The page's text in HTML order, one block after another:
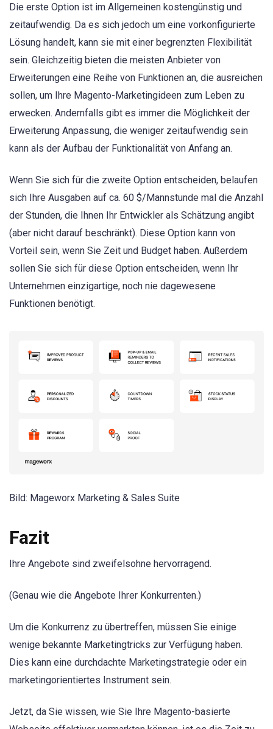
Die erste Option ist im Allgemeinen kostengünstig und
zeitaufwendig. Da es sich jedoch um eine vorkonfigurierte
Lösung handelt, kann sie mit einer begrenzten Flexibilität
sein. Gleichzeitig bieten die meisten Anbieter von
Erweiterungen eine Reihe von Funktionen an, die ausreichen
sollen, um Ihre Magento-Marketingideen zum Leben zu
erwecken. Andernfalls gibt es immer die Möglichkeit der
Erweiterung Anpassung, die weniger zeitaufwendig sein
kann als der Aufbau der Funktionalität von Anfang an.
Wenn Sie sich für die zweite Option entscheiden, belaufen
sich Ihre Ausgaben auf ca. 60 $/Mannstunde mal die Anzahl
der Stunden, die Ihnen Ihr Entwickler als Schätzung angibt
(aber nicht darauf beschränkt). Diese Option kann von
Vorteil sein, wenn Sie Zeit und Budget haben. Außerdem
sollen Sie sich für diese Option entscheiden, wenn Ihr
Unternehmen einzigartige, noch nie dagewesene
Funktionen benötigt.
Bild: Mageworx Marketing & Sales Suite
Fazit
Ihre Angebote sind zweifelsohne hervorragend.
(Genau wie die Angebote Ihrer Konkurrenten.)
Um die Konkurrenz zu übertreffen, müssen Sie einige
wenige bekannte Marketingtricks zur Verfügung haben.
Dies kann eine durchdachte Marketingstrategie oder ein
marketingorientiertes Instrument sein.
Jetzt, da Sie wissen, wie Sie Ihre Magento-basierte